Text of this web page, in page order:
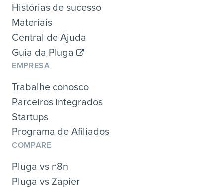
Histórias de sucesso
Materiais
Central de Ajuda
Guia da Pluga
EMPRESA
Trabalhe conosco
Parceiros integrados
Startups
Programa de Afiliados
COMPARE
Pluga vs n8n
Pluga vs Zapier